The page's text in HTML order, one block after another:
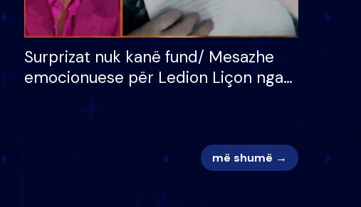
Surprizat nuk kanë fund/ Mesazhe
emocionuese për Ledion Liçon nga
më shumë →